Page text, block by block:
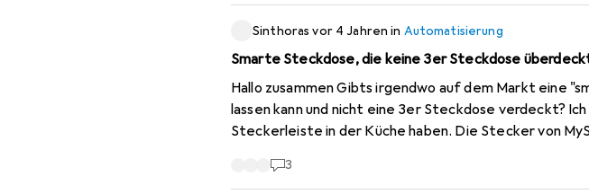
Sinthoras vor 4 Jahren in Automatisierung
Smarte Steckdose, die keine 3er Steckdose
Hallo zusammen Gibts irgendwo auf dem Markt eine "smarte" Steckdose die sich via WLAN oder Zigbee steuern
lassen kann und nicht eine 3er Steckdose verdeckt? Ich brauche die restlichen 2 Steckdosen und möchte keine
Steckerleiste in der Küche haben. Die Stecker von
3